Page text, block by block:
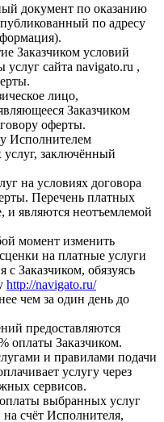
документ по оказанию
по адресу
Заказчиком условий
услуг сайта navigato.ru ,
лицо,
Заказчиком
оферты.
Исполнителем
услуг, заключённый
на условиях договора
Перечень платных
и являются неотъемлемой
момент изменить
на платные услуги
с Заказчиком, обязуясь
http://navigato.ru/
чем за один день до
предоставляются
оплаты Заказчиком.
и правилами подачи
услугу через
сервисов.
выбранных услуг
счёт Исполнителя,